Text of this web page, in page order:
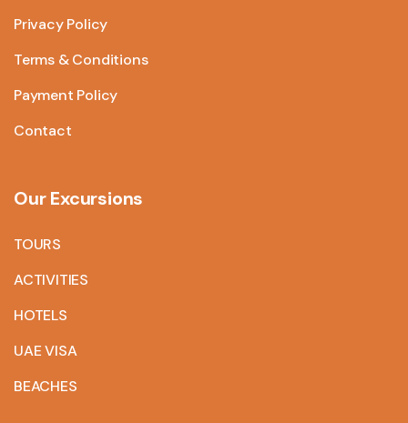
Privacy Policy
Terms & Conditions
Payment Policy
Contact
Our Excursions
TOURS
ACTIVITIES
HOTELS
UAE VISA
BEACHES